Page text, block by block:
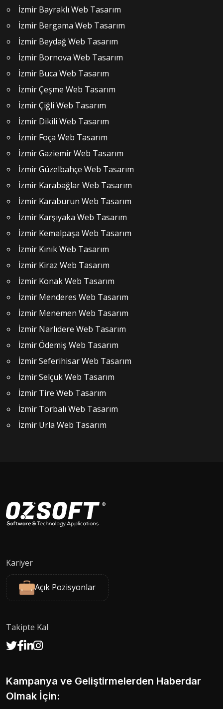
İzmir Bayraklı Web Tasarım
İzmir Bergama Web Tasarım
İzmir Beydağ Web Tasarım
İzmir Bornova Web Tasarım
İzmir Buca Web Tasarım
İzmir Çeşme Web Tasarım
İzmir Çiğli Web Tasarım
İzmir Dikili Web Tasarım
İzmir Foça Web Tasarım
İzmir Gaziemir Web Tasarım
İzmir Güzelbahçe Web Tasarım
İzmir Karabağlar Web Tasarım
İzmir Karaburun Web Tasarım
İzmir Karşıyaka Web Tasarım
İzmir Kemalpaşa Web Tasarım
İzmir Kınık Web Tasarım
İzmir Kiraz Web Tasarım
İzmir Konak Web Tasarım
İzmir Menderes Web Tasarım
İzmir Menemen Web Tasarım
İzmir Narlıdere Web Tasarım
İzmir Ödemiş Web Tasarım
İzmir Seferihisar Web Tasarım
İzmir Selçuk Web Tasarım
İzmir Tire Web Tasarım
İzmir Torbalı Web Tasarım
İzmir Urla Web Tasarım
Kariyer
Açık Pozisyonlar
Takipte Kal
Kampanya ve Geliştirmelerden Haberdar
Olmak İçin: